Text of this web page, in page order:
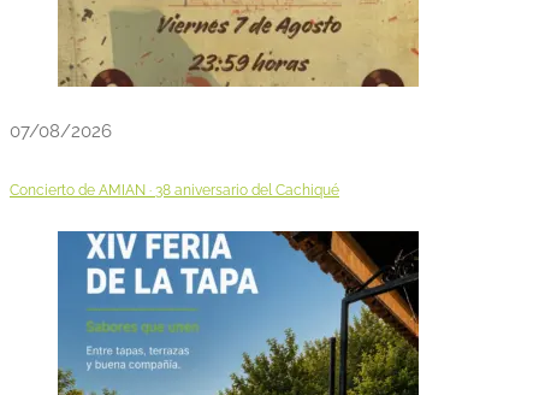
07/08/2026
Concierto de AMIAN · 38 aniversario del Cachiqué